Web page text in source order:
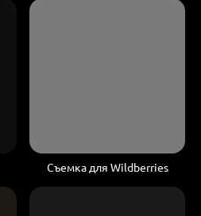
Съемка для Wildberries